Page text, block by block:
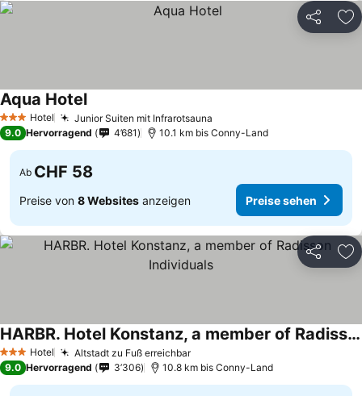
Teilen
3 SterneHotel Junior Suiten mit Infrarotsauna
Aqua HotelPreise sehen
9.0 Hervorragend 4’681 10.1 km bis Conny-Land
Ab CHF 58
Preise von 8 Websites anzeigen Preise sehen
Teilen
3 SterneHotel Altstadt zu Fuß erreichbarPreise sehen
HARBR. Hotel Konstanz, a member of Radisson Individuals
Preise sehen
9.0 Hervorragend 3’306 10.8 km bis Conny-Land